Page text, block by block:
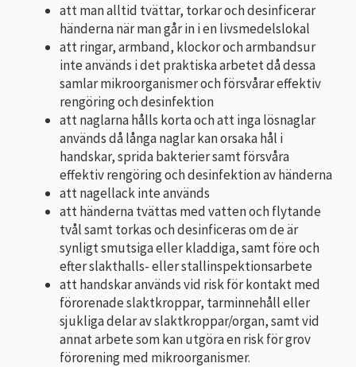
att man alltid tvättar, torkar och desinficerar
händerna när man går in i en livsmedelslokal
att ringar, armband, klockor och armbandsur
inte används i det praktiska arbetet då dessa
samlar mikroorganismer och försvårar effektiv
rengöring och desinfektion
att naglarna hålls korta och att inga lösnaglar
används då långa naglar kan orsaka hål i
handskar, sprida bakterier samt försvåra
effektiv rengöring och desinfektion av händerna
att nagellack inte används
att händerna tvättas med vatten och flytande
tvål samt torkas och desinficeras om de är
synligt smutsiga eller kladdiga, samt före och
efter slakthalls- eller stallinspektionsarbete
att handskar används vid risk för kontakt med
förorenade slaktkroppar, tarminnehåll eller
sjukliga delar av slaktkroppar/organ, samt vid
annat arbete som kan utgöra en risk för grov
förorening med mikroorganismer.